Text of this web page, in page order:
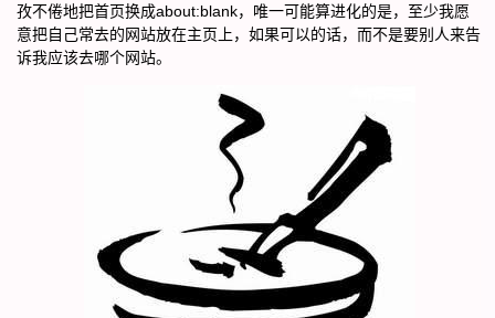
孜不倦地把首页换成about:blank，唯一可能算进化的是，至少我愿
意把自己常去的网站放在主页上，如果可以的话，而不是要别人来告
诉我应该去哪个网站。